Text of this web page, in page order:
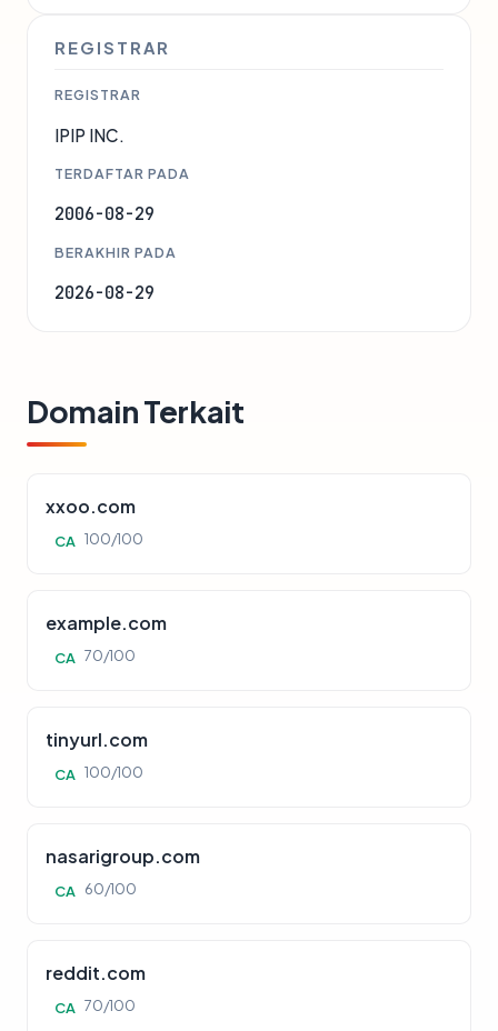
REGISTRAR
REGISTRAR
IPIP INC.
TERDAFTAR PADA
2006-08-29
BERAKHIR PADA
2026-08-29
Domain Terkait
xxoo.com
CA 100/100
example.com
CA 70/100
tinyurl.com
CA 100/100
nasarigroup.com
CA 60/100
reddit.com
CA 70/100